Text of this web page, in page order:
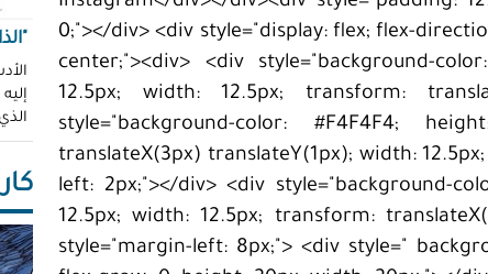
0;"></div> <div style="display: flex; flex-
center;"><div> <div style="background-
12.5px; width: 12.5px; transform:
style="background-color: #F4F4F4;
translateX(3px) translateY(1px); width:
left: 2px;"></div> <div style="background-
12.5px; width: 12.5px; transform:
style="margin-left: 8px;"> <div style="